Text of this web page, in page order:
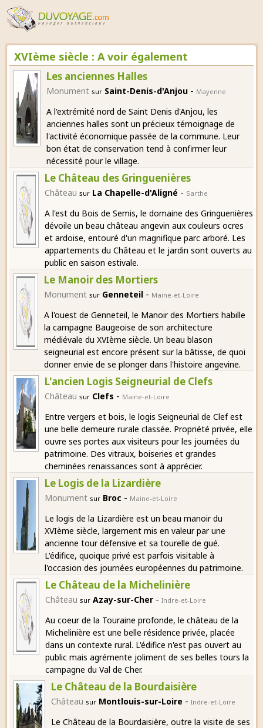
XVIème siècle : A voir également
Les anciennes Halles
Monument sur Saint-Denis-d'Anjou - Mayenne
A l'extrémité nord de Saint Denis d'Anjou, les
anciennes halles sont un précieux témoignage de
l'activité économique passée de la commune. Leur
bon état de conservation tend à confirmer leur
nécessité pour le village.
Le Château des Gringuenières
Château sur La Chapelle-d'Aligné - Sarthe
A l'est du Bois de Semis, le domaine des Gringuenières
dévoile un beau château angevin aux couleurs ocres
et ardoise, entouré d'un magnifique parc arboré. Les
appartements du Château et le jardin sont ouverts au
public en saison estivale.
Le Manoir des Mortiers
Monument sur Genneteil - Maine-et-Loire
A l'ouest de Genneteil, le Manoir des Mortiers habille
la campagne Baugeoise de son architecture
médiévale du XVIème siècle. Un beau blason
seigneurial est encore présent sur la bâtisse, de quoi
donner envie de se plonger dans l'histoire angevine.
L'ancien Logis Seigneurial de Clefs
Château sur Clefs - Maine-et-Loire
Entre vergers et bois, le logis Seigneurial de Clef est
une belle demeure rurale classée. Propriété privée, elle
ouvre ses portes aux visiteurs pour les journées du
patrimoine. Des vitraux, boiseries et grandes
cheminées renaissances sont à apprécier.
Le Logis de la Lizardière
Monument sur Broc - Maine-et-Loire
Le logis de la Lizardière est un beau manoir du
XVIème siècle, largement mis en valeur par une
ancienne tour défensive et sa tourelle de gué.
L'édifice, quoique privé est parfois visitable à
l'occasion des journées européennes du patrimoine.
Le Château de la Michelinière
Château sur Azay-sur-Cher -Indre-et-Loire
Au coeur de la Touraine profonde, le château de la
Michelinière est une belle résidence privée, placée
dans un contexte rural. L'édifice n'est pas ouvert au
public mais agrémente joliment de ses belles tours la
campagne du Val de Cher.
Le Château de la Bourdaisière
Château sur Montlouis-sur-Loire -Indre-et-Loire
Le Château de la Bourdaisière, outre la visite de ses